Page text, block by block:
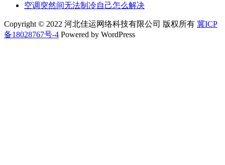
空调突然间无法制冷自己怎么解决
Copyright © 2022 河北佳运网络科技有限公司 版权所有 冀ICP
备18028767号-4 Powered by WordPress